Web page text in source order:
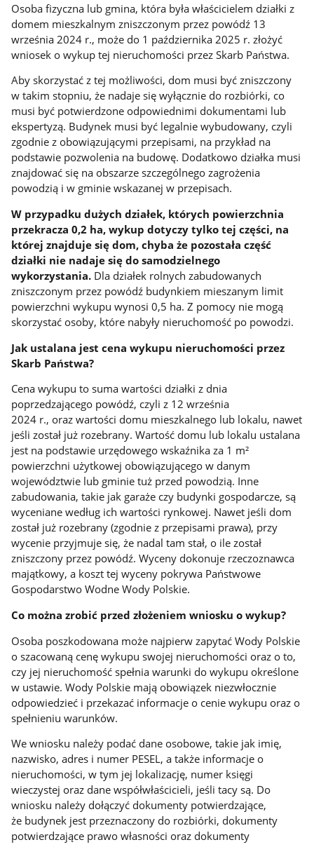
Osoba fizyczna lub gmina, która była właścicielem działki z
domem mieszkalnym zniszczonym przez powódź 13
września 2024 r., może do 1 października 2025 r. złożyć
wniosek o wykup tej nieruchomości przez Skarb Państwa.
Aby skorzystać z tej możliwości, dom musi być zniszczony
w takim stopniu, że nadaje się wyłącznie do rozbiórki, co
musi być potwierdzone odpowiednimi dokumentami lub
ekspertyzą. Budynek musi być legalnie wybudowany, czyli
zgodnie z obowiązującymi przepisami, na przykład na
podstawie pozwolenia na budowę. Dodatkowo działka musi
znajdować się na obszarze szczególnego zagrożenia
powodzią i w gminie wskazanej w przepisach.
W przypadku dużych działek, których powierzchnia
przekracza 0,2 ha, wykup dotyczy tylko tej części, na
której znajduje się dom, chyba że pozostała część
działki nie nadaje się do samodzielnego
wykorzystania. Dla działek rolnych zabudowanych
zniszczonym przez powódź budynkiem mieszanym limit
powierzchni wykupu wynosi 0,5 ha. Z pomocy nie mogą
skorzystać osoby, które nabyły nieruchomość po powodzi.
Jak ustalana jest cena wykupu nieruchomości przez
Skarb Państwa?
Cena wykupu to suma wartości działki z dnia
poprzedzającego powódź, czyli z 12 września
2024 r., oraz wartości domu mieszkalnego lub lokalu, nawet
jeśli został już rozebrany. Wartość domu lub lokalu ustalana
jest na podstawie urzędowego wskaźnika za 1 m²
powierzchni użytkowej obowiązującego w danym
województwie lub gminie tuż przed powodzią. Inne
zabudowania, takie jak garaże czy budynki gospodarcze, są
wyceniane według ich wartości rynkowej. Nawet jeśli dom
został już rozebrany (zgodnie z przepisami prawa), przy
wycenie przyjmuje się, że nadal tam stał, o ile został
zniszczony przez powódź. Wyceny dokonuje rzeczoznawca
majątkowy, a koszt tej wyceny pokrywa Państwowe
Gospodarstwo Wodne Wody Polskie.
Co można zrobić przed złożeniem wniosku o wykup?
Osoba poszkodowana może najpierw zapytać Wody Polskie
o szacowaną cenę wykupu swojej nieruchomości oraz o to,
czy jej nieruchomość spełnia warunki do wykupu określone
w ustawie. Wody Polskie mają obowiązek niezwłocznie
odpowiedzieć i przekazać informacje o cenie wykupu oraz o
spełnieniu warunków.
We wniosku należy podać dane osobowe, takie jak imię,
nazwisko, adres i numer PESEL, a także informacje o
nieruchomości, w tym jej lokalizację, numer księgi
wieczystej oraz dane współwłaścicieli, jeśli tacy są. Do
wniosku należy dołączyć dokumenty potwierdzające,
że budynek jest przeznaczony do rozbiórki, dokumenty
potwierdzające prawo własności oraz dokumenty